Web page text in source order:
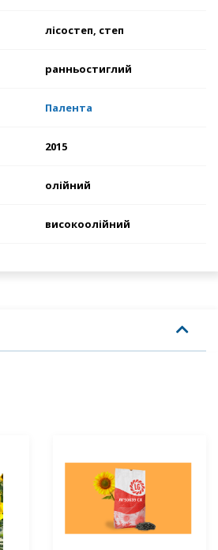
лісостеп, степ
ранньостиглий
Палента
2015
олійний
високоолійний